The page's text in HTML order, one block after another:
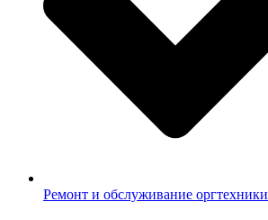
Ремонт и обслуживание оргтехники